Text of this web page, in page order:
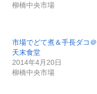
柳橋中央市場
市場でどて煮＆手長ダコ＠
天末食堂
2014年4月20日
柳橋中央市場